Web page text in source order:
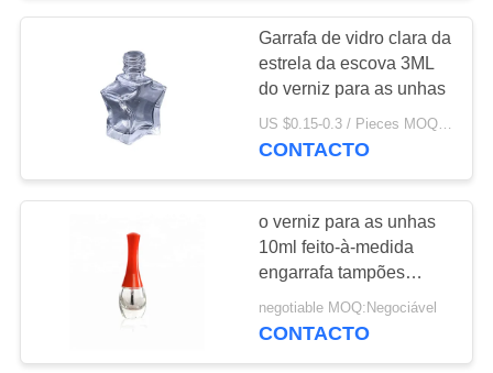
QUALIDADE
CONTACTE-
NOTÍCIAS
garrafas vazias do
verniz para as
unhas
36
Garrafa de vidro clara da
estrela da escova 3ML
do verniz para as unhas
CONTACTO
o verniz para as unhas
10ml feito-à-medida
engarrafa tampões
brancos azuis
vermelhos plásticos com
negotiable MOQ:Negociável
CONTACTO